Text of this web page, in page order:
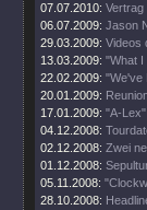
07.07.2010: Vertrag
06.07.2009: Jason
29.03.2009: Videos
13.03.2009: "What I
22.02.2009: "We've
20.01.2009:
17.01.2009: "A-Lex"
04.12.2008:
02.12.2008: Zwei
01.12.2008:
05.11.2008:
28.10.2008: